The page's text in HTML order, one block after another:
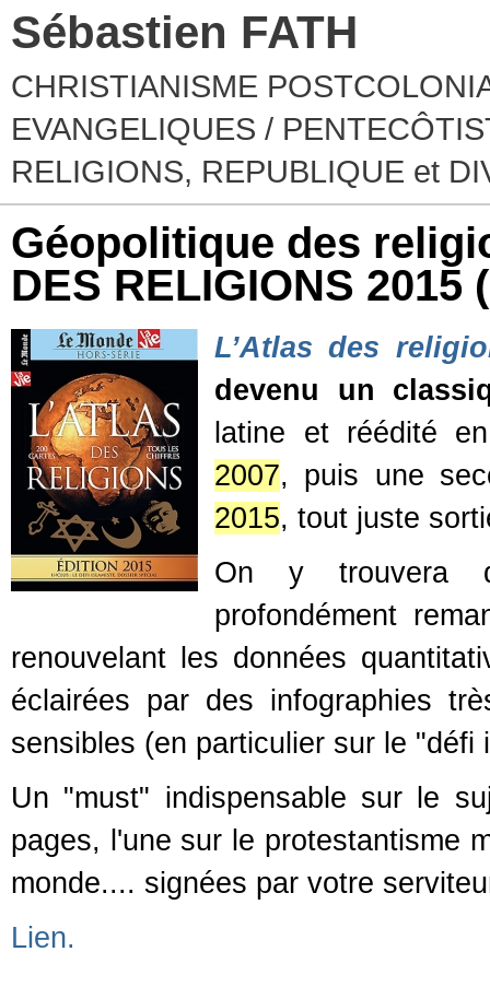
Sébastien FATH
CHRISTIANISME
EVANGELIQUES /
RELIGIONS, REPUBLIQUE et
Géopolitique des
DES RELIGIONS 2015
L’Atlas des
devenu un
latine et réédité
2007, puis une
2015, tout juste
On y trouvera
profondément
renouvelant les données
éclairées par des infographies
sensibles (en particulier sur le "défi
Un "must" indispensable sur le
pages, l'une sur le protestantisme
monde.... signées par votre
Lien.